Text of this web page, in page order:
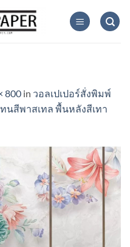
800 in วอลเปเปอร์สั่งพิมพ์
นสีพาสเทล พื้นหลังสีเทา